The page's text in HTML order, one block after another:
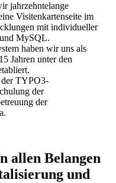
jahrzehntelange
Visitenkartenseite im
mit individueller
MySQL.
haben wir uns als
Jahren unter den
TYPO3-
der
der
allen Belangen
und